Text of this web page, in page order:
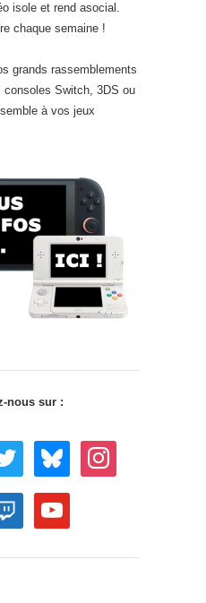
isole et rend asocial.
chaque semaine !
grands rassemblements
consoles Switch, 3DS ou
à vos jeux
nous sur :
bluesky instagram
youtube